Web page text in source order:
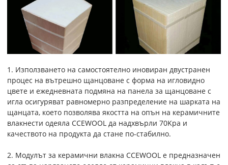
1. Използването на самостоятелно иновиран двустранен
процес на вътрешно щанцоване с форма на игловидно
цвете и ежедневната подмяна на панела за щанцоване с
игла осигуряват равномерно разпределение на шарката на
щанцата, което позволява якостта на опън на керамичните
влакнести одеяла CCEWOOL да надхвърли 70Kpa и
качеството на продукта да стане по-стабилно.
2. Модулът за керамични влакна CCEWOOL е предназначен